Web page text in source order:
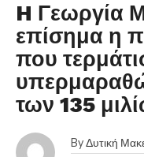
H Γεωργία
επίσημα η
που
των 135
By Δυτική